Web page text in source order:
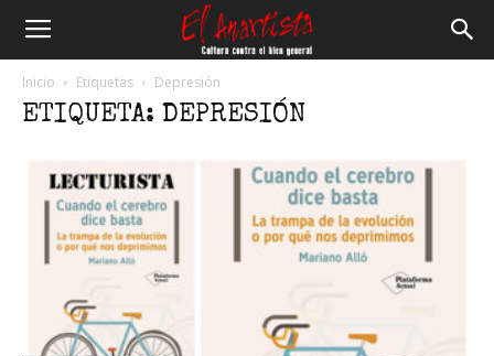
Inicio Etiquetas Depresión
ETIQUETA: DEPRESIÓN